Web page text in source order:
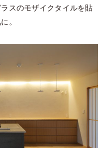
スのモザイクタイルを貼
。